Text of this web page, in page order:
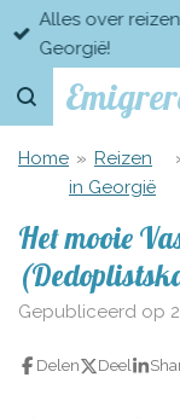
Ga
direct
naar
Avonturen,
kinderen!
Home » Reizen
in Georgië
Het mooie
Gepubliceerd op
Delen Deel